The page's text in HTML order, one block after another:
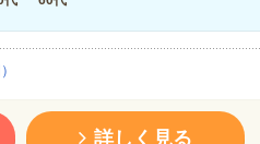
詳しく見る